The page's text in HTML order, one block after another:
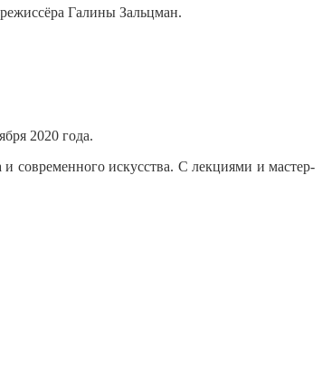
Галины Зальцман.
2020 года.
современного искусства. С лекциями и мастер-